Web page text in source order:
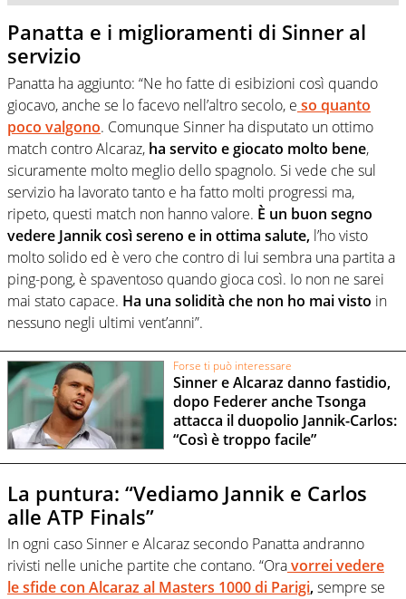
Panatta e i miglioramenti di Sinner al
servizio
Panatta ha aggiunto: “Ne ho fatte di esibizioni così quando
giocavo, anche se lo facevo nell’altro secolo, e so quanto
poco valgono. Comunque Sinner ha disputato un ottimo
match contro Alcaraz, ha servito e giocato molto bene,
sicuramente molto meglio dello spagnolo. Si vede che sul
servizio ha lavorato tanto e ha fatto molti progressi ma,
ripeto, questi match non hanno valore. È un buon segno
vedere Jannik così sereno e in ottima salute, l’ho visto
molto solido ed è vero che contro di lui sembra una partita a
ping-pong, è spaventoso quando gioca così. Io non ne sarei
mai stato capace. Ha una solidità che non ho mai visto in
nessuno negli ultimi vent’anni”.
Forse ti può interessare
Sinner e Alcaraz danno fastidio,
dopo Federer anche Tsonga
attacca il duopolio Jannik-Carlos:
“Così è troppo facile”
La puntura: “Vediamo Jannik e Carlos
alle ATP Finals”
In ogni caso Sinner e Alcaraz secondo Panatta andranno
rivisti nelle uniche partite che contano. “Oravorrei vedere
le sfide con Alcaraz al Masters 1000 di Parigi,sempre se